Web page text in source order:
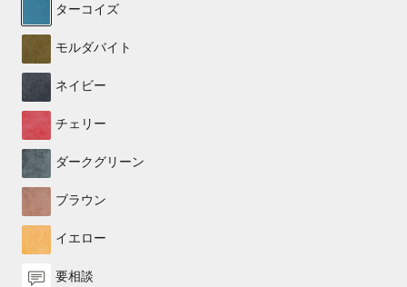
ターコイズ
モルダバイト
ネイビー
チェリー
ダークグリーン
ブラウン
イエロー
要相談